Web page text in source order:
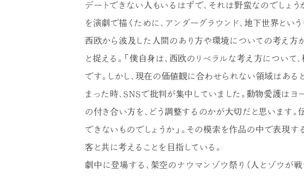
デートできない人もいるはずで、それは野蛮なのでしょ
を演劇で描くために、アンダーグラウンド、地下世界とい
西欧から波及した人間のあり方や環境についての考え方
と捉える。「僕自身は、西欧のリベラルな考え方につい
です。しかし、現在の価値観に合わせられない領域はあ
まった時、SNSで批判が集中していました。動物愛護は
の付き合い方を、どう調整するのかが大切だと思います
できないものでしょうか」。その模索を作品の中で表現
客と共に考えることを目指している。
劇中に登場する、架空のナウマンゾウ祭り（人とゾウが